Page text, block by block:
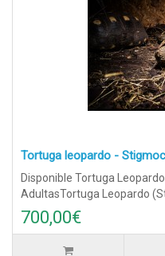
Tortuga leopardo -
Disponible Tortuga
AdultasTortuga Leopardo
700,00€